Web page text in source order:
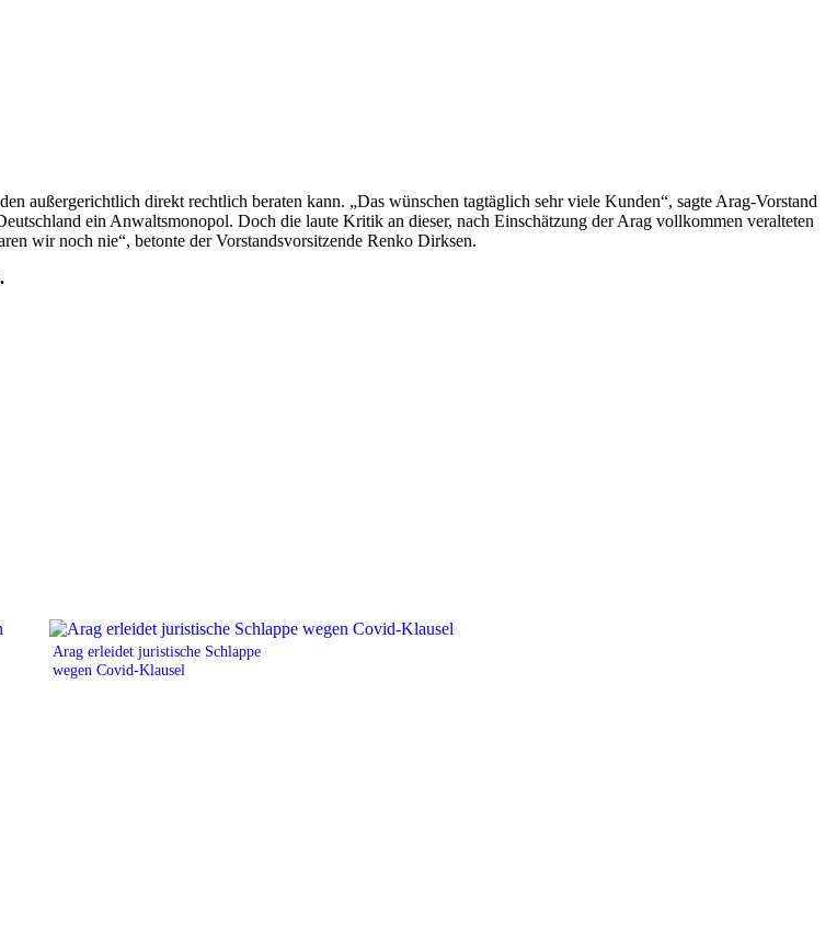
außergerichtlich direkt rechtlich beraten kann. „Das wünschen tagtäglich sehr viele Kunden“, sagte Arag-Vorstand
ein Anwaltsmonopol. Doch die laute Kritik an dieser, nach Einschätzung der Arag vollkommen veralteten
wir noch nie“, betonte der Vorstandsvorsitzende Renko Dirksen.
Arag erleidet juristische Schlappe
wegen Covid-Klausel